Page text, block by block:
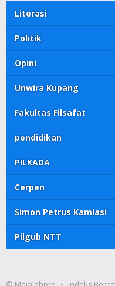
Literasi
Politik
Opini
Unwira Kupang
Fakultas Filsafat
pendidikan
PILKADA
Cerpen
Simon Petrus Kamlasi
Pilgub NTT